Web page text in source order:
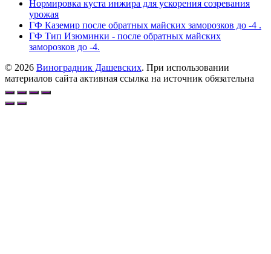
Нормировка куста инжира для ускорения созревания
урожая
ГФ Каземир после обратных майских заморозков до -4 .
ГФ Тип Изюминки - после обратных майских
заморозков до -4.
© 2026 Виноградник Дашевских. При использовании
материалов сайта активная ссылка на источник обязательна